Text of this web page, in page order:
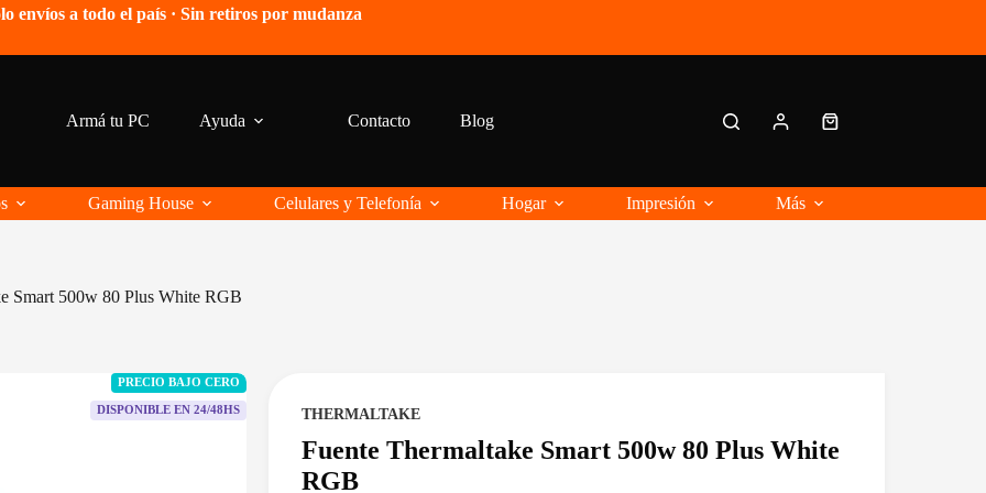
envíos a todo el país · Sin retiros por mudanza
Armá tu PC Ayuda Contacto Blog
Carro
Gaming House Celulares y Telefonía Hogar Impresión Más
Smart 500w 80 Plus White RGB
PRECIO BAJO CERO
DISPONIBLE EN 24/48HS THERMALTAKE
Fuente Thermaltake Smart 500w 80 Plus White
RGB